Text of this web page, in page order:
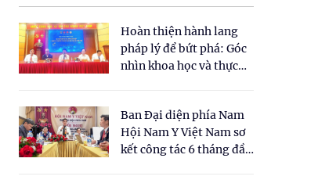
Hoàn thiện hành lang
pháp lý để bứt phá: Góc
nhìn khoa học và thực
cho Luật Y dược cổ
truyền Việt Nam"
Ban Đại diện phía Nam
Hội Nam Y Việt Nam sơ
kết công tác 6 tháng đầu